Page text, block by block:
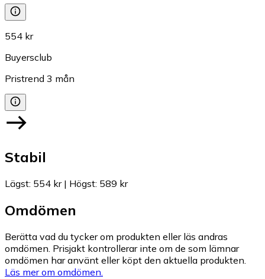
554 kr
Buyersclub
Pristrend 3 mån
Stabil
Lägst: 554 kr| Högst: 589 kr
Omdömen
Berätta vad du tycker om produkten eller läs andras
omdömen. Prisjakt kontrollerar inte om de som lämnar
omdömen har använt eller köpt den aktuella produkten.
Läs mer om omdömen.